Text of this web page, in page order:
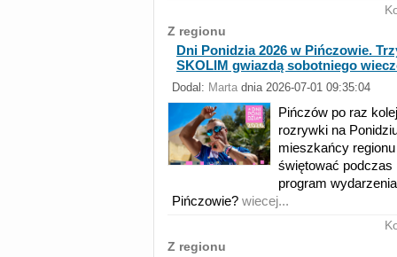
Z regionu
Dni Ponidzia 2026 w Pińczowie.
SKOLIM gwiazdą sobotniego
Dodal: Marta dnia 2026-07-01 09:35:04
Pińczów po raz
rozrywki na
mieszkańcy
świętować podczas
program
Pińczowie? wiecej...
Z regionu